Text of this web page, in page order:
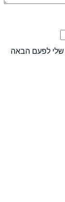
שלי לפעם הבאה